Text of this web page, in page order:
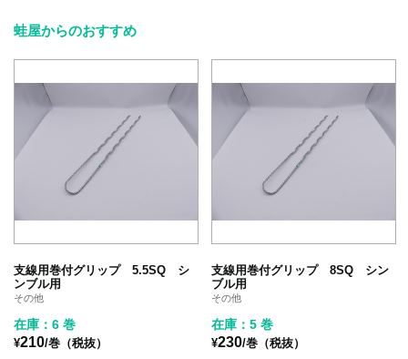
蛙屋からのおすすめ
支線用巻付グリップ 5.5SQ シ
ンブル用
その他
在庫：6 巻
¥210/巻（税抜）
支線用巻付グリップ 8SQ シン
ブル用
その他
在庫：5 巻
¥230/巻（税抜）